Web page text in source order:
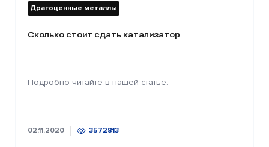
Драгоценные металлы
Сколько стоит сдать катализатор
Подробно читайте в нашей статье.
02.11.2020 3572813